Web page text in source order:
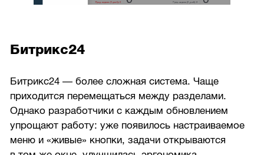
Битрикс24
Битрикс24 — более сложная система. Чаще
приходится перемещаться между разделами.
Однако разработчики с каждым обновлением
упрощают работу: уже появилось настраиваемое
меню и «живые» кнопки, задачи открываются